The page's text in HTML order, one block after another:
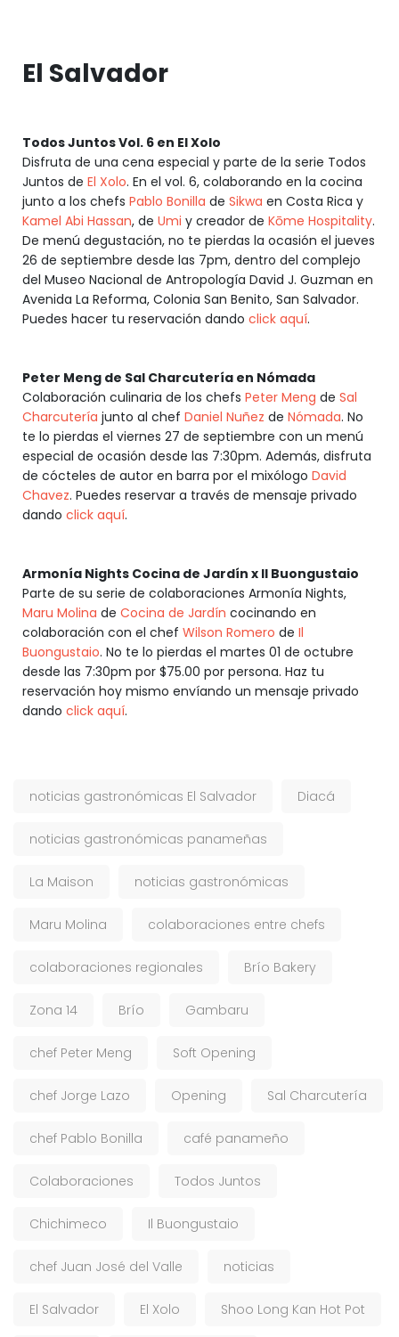
El Salvador
Todos Juntos Vol. 6 en El Xolo
Disfruta de una cena especial y parte de la serie Todos
Juntos de El Xolo. En el vol. 6, colaborando en la cocina
junto a los chefs Pablo Bonilla de Sikwa en Costa Rica y
Kamel Abi Hassan, de Umi y creador de Kōme Hospitality.
De menú degustación, no te pierdas la ocasión el jueves
26 de septiembre desde las 7pm, dentro del complejo
del Museo Nacional de Antropología David J. Guzman en
Avenida La Reforma, Colonia San Benito, San Salvador.
Puedes hacer tu reservación dando click aquí.
Peter Meng de Sal Charcutería en Nómada
Colaboración culinaria de los chefs Peter Meng de Sal
Charcutería junto al chef Daniel Nuñez de Nómada. No
te lo pierdas el viernes 27 de septiembre con un menú
especial de ocasión desde las 7:30pm. Además, disfruta
de cócteles de autor en barra por el mixólogo David
Chavez. Puedes reservar a través de mensaje privado
dando click aquí.
Armonía Nights Cocina de Jardín x Il Buongustaio
Parte de su serie de colaboraciones Armonía Nights,
Maru Molina de Cocina de Jardín cocinando en
colaboración con el chef Wilson Romero de Il
Buongustaio. No te lo pierdas el martes 01 de octubre
desde las 7:30pm por $75.00 por persona. Haz tu
reservación hoy mismo envíando un mensaje privado
dando click aquí.
noticias gastronómicas El Salvador Diacá
noticias gastronómicas panameñas
La Maison noticias gastronómicas
Maru Molina colaboraciones entre chefs
colaboraciones regionales Brío Bakery
Zona 14 Brío Gambaru
chef Peter Meng Soft Opening
chef Jorge Lazo Opening Sal Charcutería
chef Pablo Bonilla café panameño
Colaboraciones Todos Juntos
Chichimeco Il Buongustaio
chef Juan José del Valle noticias
El Salvador El Xolo Shoo Long Kan Hot Pot